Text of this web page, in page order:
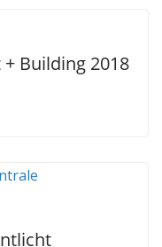
Building 2018